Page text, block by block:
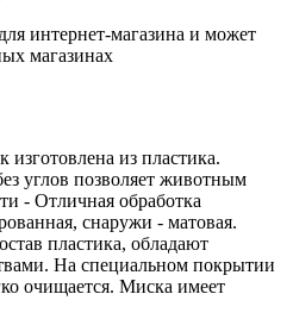
интернет-магазина и может
магазинах
из пластика.
углов позволяет животным
- Отличная обработка
снаружи - матовая.
пластика, обладают
На специальном покрытии
очищается. Миска имеет